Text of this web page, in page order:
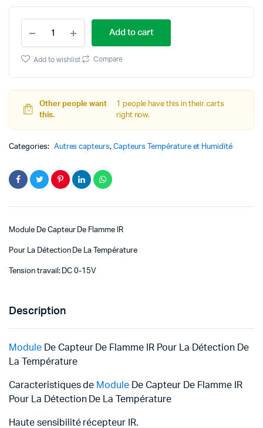
Capteur
De
IR
Pour
La
Détection
Température
Add to cart
Add to wishlist Compare
Other people want
this.
1 people have this in their carts
right now.
Categories: Autres capteurs,Capteurs Température et Humidité
Module De Capteur De Flamme IR
Pour La Détection De La Température
Tension travail: DC 0-15V
Description
ModuleDe Capteur De Flamme IR Pour La Détection De
La Température
Caracteristiques de Module
De Capteur De Flamme IR
Pour La Détection De La Température
Haute sensibilité récepteur IR.